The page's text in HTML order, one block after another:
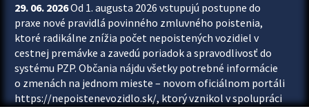
29. 06. 2026Od 1. augusta 2026 vstupujú postupne do
praxe nové pravidlá povinného zmluvného poistenia,
ktoré radikálne znížia počet nepoistených vozidiel v
cestnej premávke a zavedú poriadok a spravodlivosť do
systému PZP. Občania nájdu všetky potrebné informácie
o zmenách na jednom mieste – novom oficiálnom portáli
https://nepoistenevozidlo.sk/, ktorý vznikol v spolupráci